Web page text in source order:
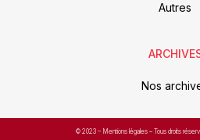
Autres
Nos
© 2023 – Mentions légales – Tous droits